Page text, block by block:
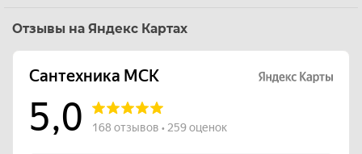
Отзывы на Яндекс Картах